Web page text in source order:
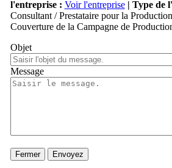
l'entreprise : Voir l'entreprise | Type de
Consultant / Prestataire pour la
Couverture de la Campagne de
Objet
Message
Fermer Envoyez